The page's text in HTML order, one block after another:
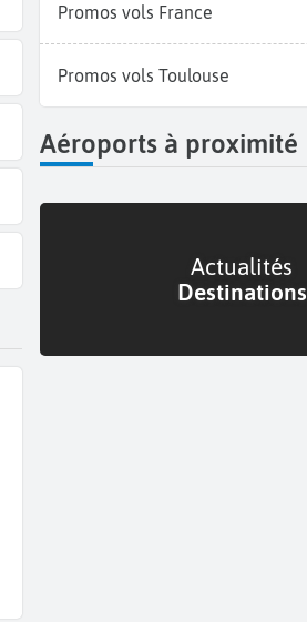
Promos vols France
Promos vols Toulouse
Aéroports à proximité
Actualités
Destinations